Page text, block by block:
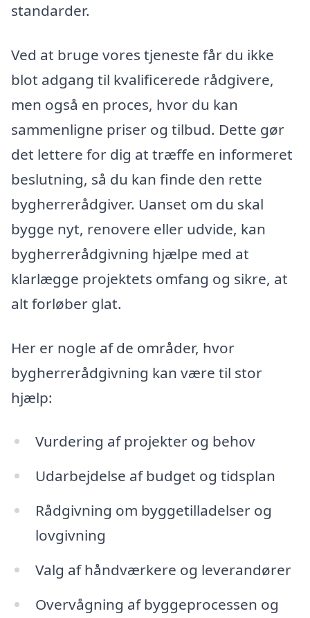
standarder.
Ved at bruge vores tjeneste får du ikke
blot adgang til kvalificerede rådgivere,
men også en proces, hvor du kan
sammenligne priser og tilbud. Dette gør
det lettere for dig at træffe en informeret
beslutning, så du kan finde den rette
bygherrerådgiver. Uanset om du skal
bygge nyt, renovere eller udvide, kan
bygherrerådgivning hjælpe med at
klarlægge projektets omfang og sikre, at
alt forløber glat.
Her er nogle af de områder, hvor
bygherrerådgivning kan være til stor
hjælp:
Vurdering af projekter og behov
Udarbejdelse af budget og tidsplan
Rådgivning om byggetilladelser og
lovgivning
Valg af håndværkere og leverandører
Overvågning af byggeprocessen og